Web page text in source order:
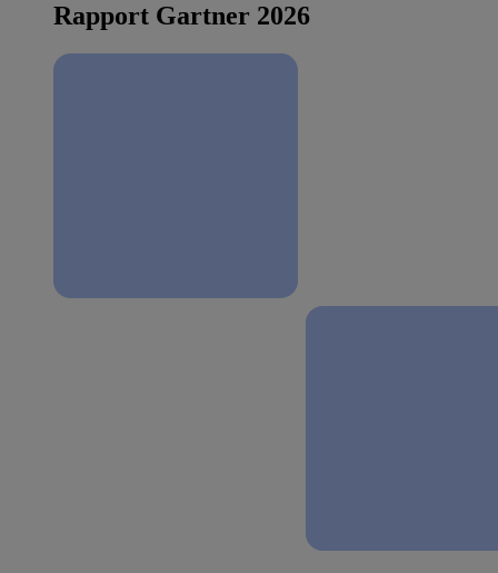
Rapport Gartner 2026